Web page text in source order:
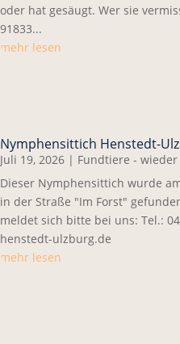
oder hat gesäugt. Wer sie
91833...
mehr lesen
Nymphensittich Henstedt-
Juli 19, 2026 | Fundtiere -
Dieser Nymphensittich wurde
in der Straße "Im Forst"
meldet sich bitte bei uns: Tel.:
henstedt-ulzburg.de
mehr lesen